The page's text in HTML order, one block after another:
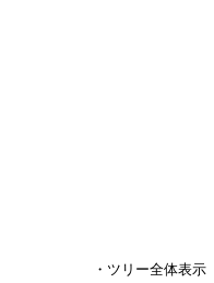
・ツリー全体表示